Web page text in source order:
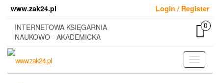
content
www.zak24.pl
Login / Register
INTERNETOWA KSIĘGARNIA
NAUKOWO - AKADEMICKA
0
Toggle